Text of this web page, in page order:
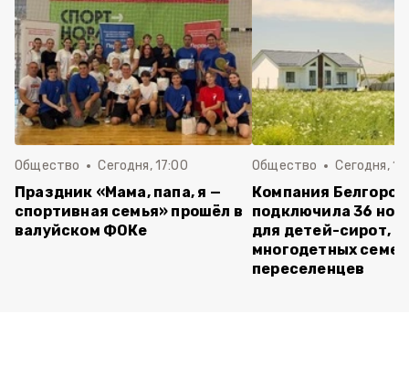
Общество Сегодня, 17:00
Праздник «Мама, папа, я —
спортивная семья» прошёл в
валуйском ФОКе
Общество Сегодня,
Компания
подключила 36
для детей-сирот,
многодетных
переселенцев